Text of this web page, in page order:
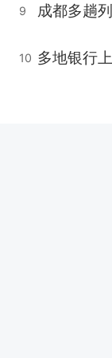
9 成都多趟
10 多地银行